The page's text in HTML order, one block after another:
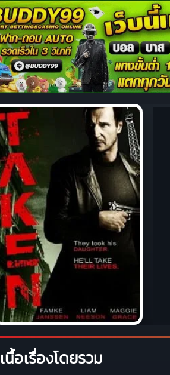
เนื้อเรื่องโดยรวม